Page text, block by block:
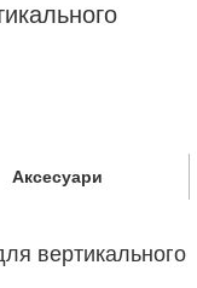
Аксесуари
вертикального